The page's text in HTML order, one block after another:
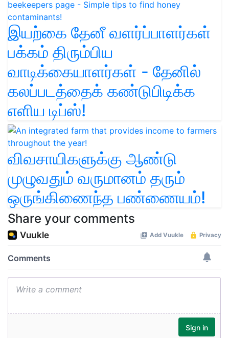
இயற்கை தேனீ வளர்ப்பாளர்கள்
பக்கம் திரும்பிய
வாடிக்கையாளர்கள் - தேனில்
கலப்படத்தைக் கண்டுபிடிக்க
எளிய டிப்ஸ்!
விவசாயிகளுக்கு ஆண்டு
முழுவதும் வருமானம் தரும்
ஒருங்கிணைந்த பண்ணையம்!
Share your comments